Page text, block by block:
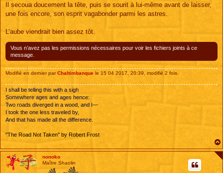
Il secoua doucement la tête, puis se sourit à lui-même avant de laisser,
une fois encore, son esprit vagabonder parmi les astres.
L’aube viendrait bien assez tôt.
Vous n’avez pas les permissions nécessaires pour voir les fichiers joints à ce
message.
Modifié en dernier parChaltimbanque le 15 04 2017, 20:39, modifié 2 fois.
I shall be telling this with a sigh
Somewhere ages and ages hence:
Two roads diverged in a wood, and I—
I took the one less traveled by,
And that has made all the difference.
"The Road Not Taken" by Robert Frost
nonoko
Maître Shaolin